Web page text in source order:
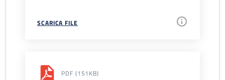
SCARICA FILE
PDF (151KB)